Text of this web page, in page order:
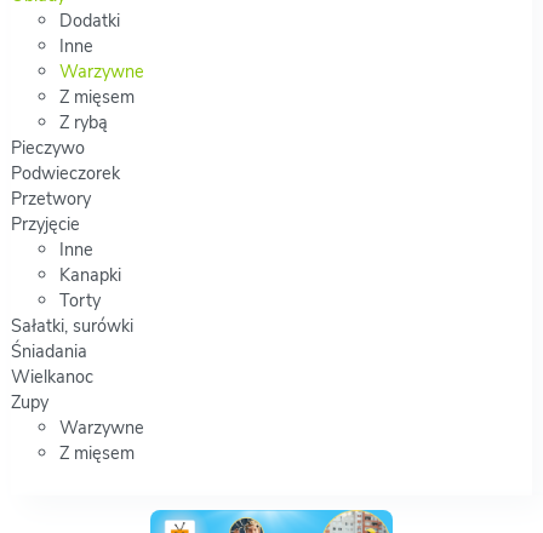
Dodatki
Inne
Warzywne
Z mięsem
Z rybą
Pieczywo
Podwieczorek
Przetwory
Przyjęcie
Inne
Kanapki
Torty
Sałatki, surówki
Śniadania
Wielkanoc
Zupy
Warzywne
Z mięsem